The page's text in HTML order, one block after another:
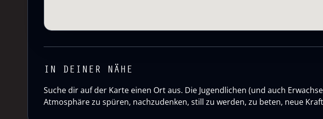
IN DEINER NÄHE
Suche dir auf der Karte einen Ort aus. Die Jugendlichen (und auch
Atmosphäre zu spüren, nachzudenken, still zu werden, zu beten, neue